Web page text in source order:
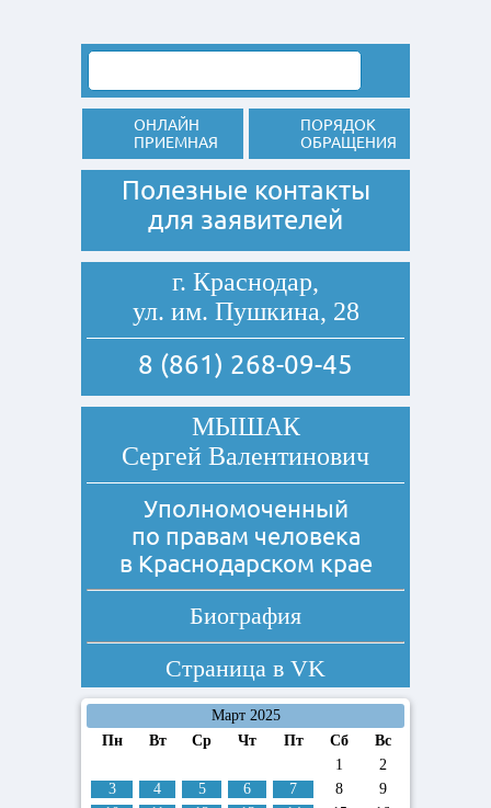
ОНЛАЙН
ПРИЕМНАЯ
ПОРЯДОК
ОБРАЩЕНИЯ
Полезные контакты
для заявителей
г. Краснодар,
ул. им. Пушкина, 28
8 (861) 268-09-45
МЫШАК
Сергей Валентинович
Уполномоченный
по правам человека
в Краснодарском крае
Биография
Страница в VK
Март 2025
Пн
Вт Ср Чт Пт Сб
Вс
1
2
3
4 5 6 7 8
9